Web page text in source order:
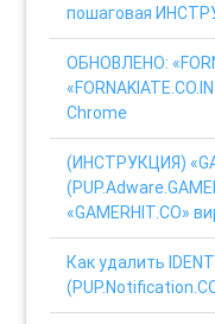
пошаговая
ОБНОВЛЕНО:
Chrome
(ИНСТРУКЦИЯ)
«GAMERHIT.CO»
Как удалить